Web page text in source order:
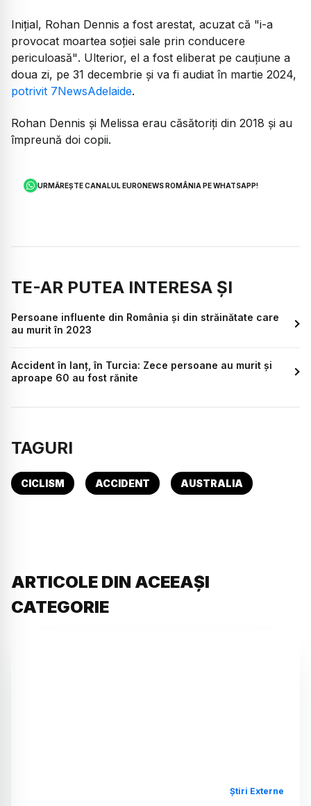
Inițial, Rohan Dennis a fost arestat, acuzat că "i-a
provocat moartea soției sale prin conducere
periculoasă". Ulterior, el a fost eliberat pe cauțiune a
doua zi, pe 31 decembrie și va fi audiat în martie 2024,
potrivit 7NewsAdelaide.
Rohan Dennis și Melissa erau căsătoriți din 2018 și au
împreună doi copii.
URMĂREȘTE CANALUL EURONEWS ROMÂNIA PE WHATSAPP!
TE-AR PUTEA INTERESA ȘI
Persoane influente din România și din străinătate care
au murit în 2023
Accident în lanț, în Turcia: Zece persoane au murit și
aproape 60 au fost rănite
TAGURI
CICLISM ACCIDENT AUSTRALIA
ARTICOLE DIN ACEEAȘI
CATEGORIE
Știri Externe